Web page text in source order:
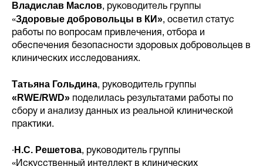
Владислав Маслов, руководитель группы
«Здоровые добровольцы в КИ», осветил статус
работы по вопросам привлечения, отбора и
обеспечения безопасности здоровых добровольцев в
клинических исследованиях.
Татьяна Гольдина, руководитель группы
«RWE/RWD» поделилась результатами работы по
сбору и анализу данных из реальной клинической
практики.
· Н.С. Решетова, руководитель группы
«Искусственный интеллект в клинических